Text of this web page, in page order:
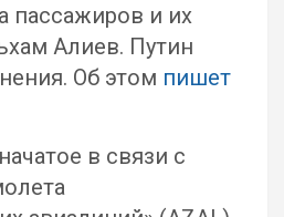
пассажиров и их
Алиев. Путин
Об этом пишет
в связи с